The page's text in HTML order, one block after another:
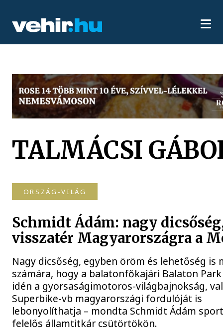
TALMÁCSI
ORSZÁG-VILÁG
Schmidt Ádám: nagy
visszatér Magyarországra a
Nagy dicsőség, egyben öröm és lehetőség is
számára, hogy a balatonfőkajári Balaton
idén a gyorsaságimotoros-világbajnokság,
Superbike-vb magyarországi fordulóját is
lebonyolíthatja – mondta Schmidt Ádám
felelős államtitkár csütörtökön.